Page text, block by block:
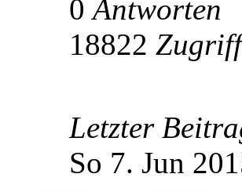
0Antworten
18822
Letzter
So 7. Jun